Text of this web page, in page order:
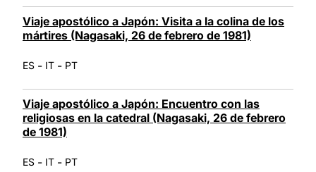
Viaje apostólico a Japón: Visita a la colina de los
mártires (Nagasaki, 26 de febrero de 1981)
ES - IT - PT
Viaje apostólico a Japón: Encuentro con las
religiosas en la catedral (Nagasaki, 26 de febrero
de 1981)
ES - IT - PT